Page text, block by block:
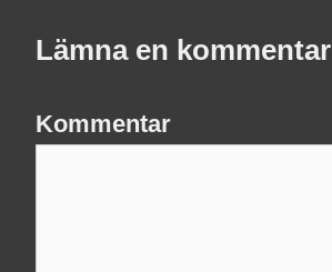
Lämna en kommentar
Kommentar